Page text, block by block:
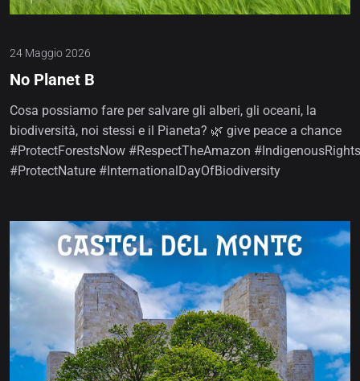
24 Maggio 2026
No Planet B
Cosa possiamo fare per salvare gli alberi, gli oceani, la
biodiversità, noi stessi e il Pianeta? 🌿 give peace a chance
#ProtectForestsNow #RespectTheAmazon #IndigenousRights
#ProtectNature #InternationalDayOfBiodiversity⁣